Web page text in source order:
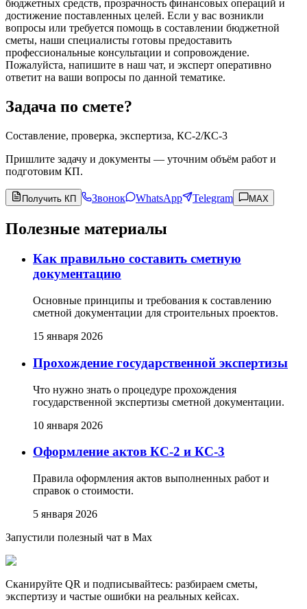
бюджетных средств, прозрачность финансовых операций и
достижение поставленных целей. Если у вас возникли
вопросы или требуется помощь в составлении бюджетной
сметы, наши специалисты готовы предоставить
профессиональные консультации и сопровождение.
Пожалуйста, напишите в наш чат, и эксперт оперативно
ответит на ваши вопросы по данной тематике.
Задача по смете?
Составление, проверка, экспертиза, КС-2/КС-3
Пришлите задачу и документы — уточним объём работ и
подготовим КП.
Получить КП Звонок WhatsApp Telegram MAX
Полезные материалы
Как правильно составить сметную
документацию
Основные принципы и требования к составлению
сметной документации для строительных проектов.
15 января 2026
Прохождение государственной экспертизы
Что нужно знать о процедуре прохождения
государственной экспертизы сметной документации.
10 января 2026
Оформление актов КС-2 и КС-3
Правила оформления актов выполненных работ и
справок о стоимости.
5 января 2026
Запустили полезный чат в Max
Сканируйте QR и подписывайтесь: разбираем сметы,
экспертизу и частые ошибки на реальных кейсах.